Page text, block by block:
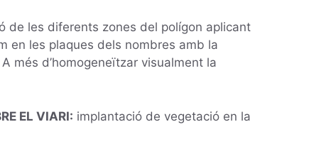
de les diferents zones del polígon aplicant
en les plaques dels nombres amb la
més d’homogeneïtzar visualment la
EL VIARI: implantació de vegetació en la